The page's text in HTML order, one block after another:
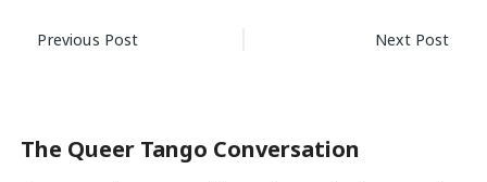
Post
Previous Post Next Post
The Queer Tango Conversation